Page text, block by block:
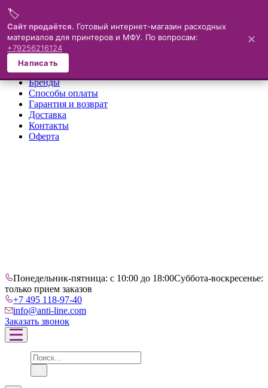
Меню
×
О компании
Каталог
Бренды
Способы оплаты
Гарантия и возврат
Доставка
Контакты
Оферта
Понедельник-пятница: с 10:00 до 18:00Суббота-воскресенье:
только прием заказов
+7 495 118-97-40
info@anti-line.com
Заказать звонок
🏷️
Сайт продаётся. Готовый интернет-магазин расходных
материалов для принтеров и МФУ. По вопросам:
+79256216124
Написать
✕